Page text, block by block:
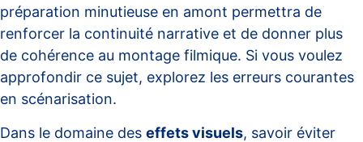
préparation minutieuse en amont permettra de
renforcer la continuité narrative et de donner plus
de cohérence au montage filmique. Si vous voulez
approfondir ce sujet, explorez les erreurs courantes
en scénarisation.
Dans le domaine des effets visuels, savoir éviter